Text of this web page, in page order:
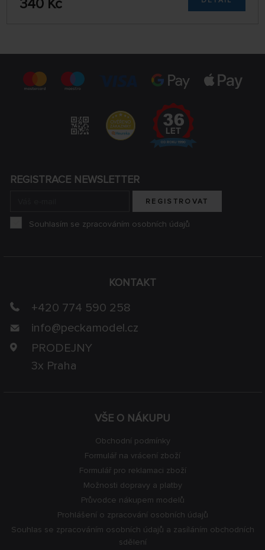
340 Kč
VŠE O NÁKUPU
Obchodní podmínky
Formulář na vrácení zboží
Formulář pro reklamaci zboží
Možnosti dopravy a platby
Průvodce nákupem modelů
Prohlášení o zpracování osobních údajů
Souhlas se zpracováním osobních údajů a zasíláním obchodních
sdělení
KONTAKT
+420 774 590 258
info@peckamodel.cz
PRODEJNY
3x Praha
REGISTRACE NEWSLETTER
REGISTROVAT
Souhlasím se zpracováním osobních údajů